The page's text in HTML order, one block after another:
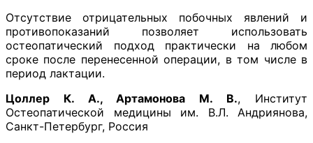
Отсутствие отрицательных побочных явлений и
противопоказаний позволяет использовать
остеопатический подход практически на любом
сроке после перенесенной операции, в том числе в
период лактации.
Цоллер К. А., Артамонова М. В., Институт
Остеопатической медицины им. В.Л. Андриянова,
Санкт-Петербург, Россия